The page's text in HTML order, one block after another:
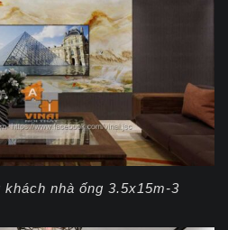
khách nhà ống 3.5x15m-3